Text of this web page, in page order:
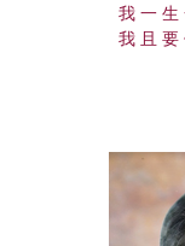
我 一 生
我 且 要